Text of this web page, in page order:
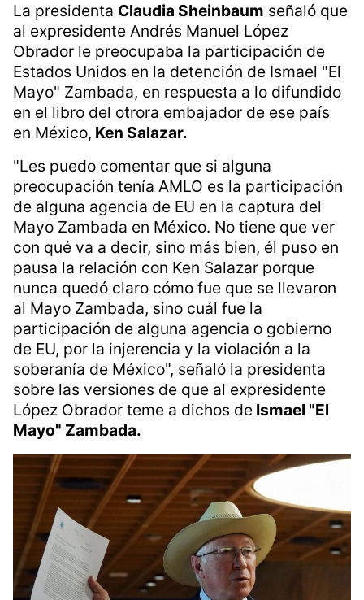
La presidenta Claudia Sheinbaum señaló que
al expresidente Andrés Manuel López
Obrador le preocupaba la participación de
Estados Unidos en la detención de Ismael "El
Mayo" Zambada, en respuesta a lo difundido
en el libro del otrora embajador de ese país
en México, Ken Salazar.
"Les puedo comentar que si alguna
preocupación tenía AMLO es la participación
de alguna agencia de EU en la captura del
Mayo Zambada en México. No tiene que ver
con qué va a decir, sino más bien, él puso en
pausa la relación con Ken Salazar porque
nunca quedó claro cómo fue que se llevaron
al Mayo Zambada, sino cuál fue la
participación de alguna agencia o gobierno
de EU, por la injerencia y la violación a la
soberanía de México", señaló la presidenta
sobre las versiones de que al expresidente
López Obrador teme a dichos de Ismael "El
Mayo" Zambada.